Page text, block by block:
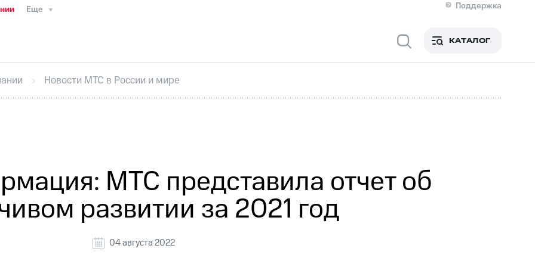
Еще
Поддержка
Медиа-центр
ИнтервьюФинансовая отчетностьКонтактыНовости в регионе
секретарьРаскрытие информации
кабинет акционераАкционерный капиталКонтроль и аудитРынок акций
КАТАЛОГ
Новости МТС в России и мире
МТС представила отчет об
развитии за 2021 год
04 августа 2022